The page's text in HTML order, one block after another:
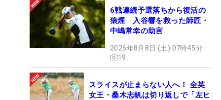
6戦連続予選落ちから復活の
狼煙 入谷響を救った師匠・
中嶋常幸の助言
2026年8月8日 (土) 07時45分
19
スライスが止まらない人へ！ 全英
女王・桑木志帆は切り返しで「左ヒ